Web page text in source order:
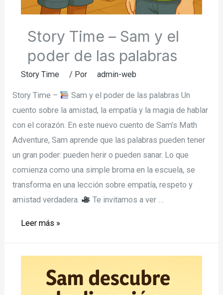
Story Time – Sam y el
poder de las palabras
Story Time / Por admin-web
Story Time –
Sam y el poder de las palabras Un
cuento sobre la amistad, la empatía y la magia de hablar
con el corazón. En este nuevo cuento de Sam’s Math
Adventure, Sam aprende que las palabras pueden tener
un gran poder: pueden herir o pueden sanar. Lo que
comienza como una simple broma en la escuela, se
transforma en una lección sobre empatía, respeto y
amistad verdadera.
Te invitamos a ver …
Story
Leer más »